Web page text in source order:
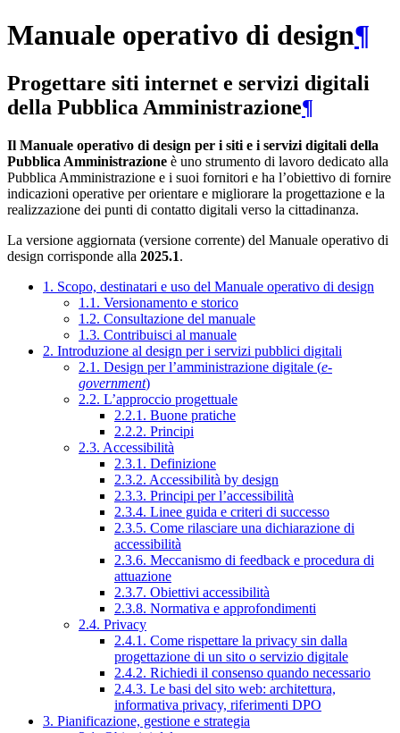
Manuale operativo di design¶
Progettare siti internet e servizi digitali
della Pubblica Amministrazione¶
Il Manuale operativo di design per i siti e i servizi digitali della
Pubblica Amministrazione è uno strumento di lavoro dedicato alla
Pubblica Amministrazione e i suoi fornitori e ha l’obiettivo di fornire
indicazioni operative per orientare e migliorare la progettazione e la
realizzazione dei punti di contatto digitali verso la cittadinanza.
La versione aggiornata (versione corrente) del Manuale operativo di
design corrisponde alla 2025.1.
1. Scopo, destinatari e uso del Manuale operativo di design
1.1. Versionamento e storico
1.2. Consultazione del manuale
1.3. Contribuisci al manuale
2. Introduzione al design per i servizi pubblici digitali
2.1. Design per l’amministrazione digitale (e-
government)
2.2. L’approccio progettuale
2.2.1. Buone pratiche
2.2.2. Principi
2.3. Accessibilità
2.3.1. Definizione
2.3.2. Accessibilità by design
2.3.3. Principi per l’accessibilità
2.3.4. Linee guida e criteri di successo
2.3.5. Come rilasciare una dichiarazione di
accessibilità
2.3.6. Meccanismo di feedback e procedura di
attuazione
2.3.7. Obiettivi accessibilità
2.3.8. Normativa e approfondimenti
2.4. Privacy
2.4.1. Come rispettare la privacy sin dalla
progettazione di un sito o servizio digitale
2.4.2. Richiedi il consenso quando necessario
2.4.3. Le basi del sito web: architettura,
informativa privacy, riferimenti DPO
3. Pianificazione, gestione e strategia